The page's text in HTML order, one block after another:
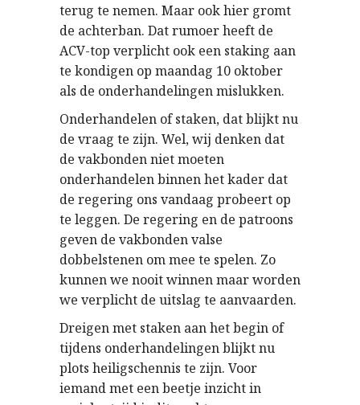
terug te nemen. Maar ook hier gromt
de achterban. Dat rumoer heeft de
ACV-top verplicht ook een staking aan
te kondigen op maandag 10 oktober
als de onderhandelingen mislukken.
Onderhandelen of staken, dat blijkt nu
de vraag te zijn. Wel, wij denken dat
de vakbonden niet moeten
onderhandelen binnen het kader dat
de regering ons vandaag probeert op
te leggen. De regering en de patroons
geven de vakbonden valse
dobbelstenen om mee te spelen. Zo
kunnen we nooit winnen maar worden
we verplicht de uitslag te aanvaarden.
Dreigen met staken aan het begin of
tijdens onderhandelingen blijkt nu
plots heiligschennis te zijn. Voor
iemand met een beetje inzicht in